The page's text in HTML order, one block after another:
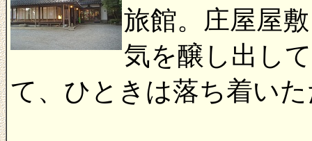
旅館。庄屋屋
気を醸し出し
て、ひときは落ち着い